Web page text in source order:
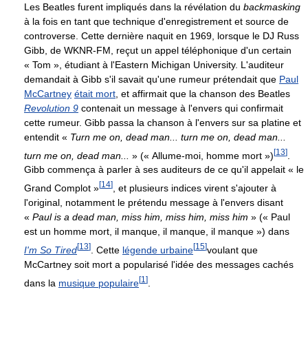
Les Beatles furent impliqués dans la révélation du backmasking
à la fois en tant que technique d'enregistrement et source de
controverse. Cette dernière naquit en 1969, lorsque le DJ Russ
Gibb, de WKNR-FM, reçut un appel téléphonique d'un certain
« Tom », étudiant à l'Eastern Michigan University. L'auditeur
demandait à Gibb s'il savait qu'une rumeur prétendait que Paul
McCartney était mort , et affirmait que la chanson des Beatles
Revolution 9 contenait un message à l'envers qui confirmait
cette rumeur. Gibb passa la chanson à l'envers sur sa platine et
entendit « Turn me on, dead man... turn me on, dead man...
turn me on, dead man...
» (« Allume-moi, homme mort »)[13]
Gibb commença à parler à ses auditeurs de ce qu'il appelait « le
Grand Complot »[14]
, et plusieurs indices virent s'ajouter à
l'original, notamment le prétendu message à l'envers disant
« Paul is a dead man, miss him, miss him, miss him » (« Paul
est un homme mort, il manque, il manque, il manque ») dans
I'm So Tired[13] . Cette légende urbaine[15]voulant que
McCartney soit mort a popularisé l'idée des messages cachés
dans la musique populaire[1 ]